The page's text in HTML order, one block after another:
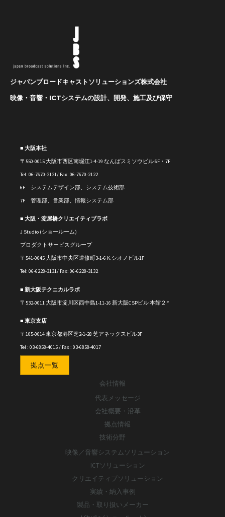
ジャパンブロードキャストソリューションズ株式会社
映像・音響・ICTシステムの設計、開発、施工及び保守
■ 大阪本社
〒550-0015 大阪市西区南堀江1-4-19 なんばスミソウビル 6F・7F
Tel: 06-7670-2121/ Fax: 06-7670-2122
6F システムデザイン部、システム技術部
7F 管理部、営業部、情報システム部
■ 大阪・淀屋橋クリエイティブラボ
J Studio (ショールーム)
プロダクトサービスグループ
〒541-0045 大阪市中央区道修町3-1-6 K.シオノビル1F
Tel: 06-6228-3131/ Fax: 06-6228-3132
■ 新大阪テクニカルラボ
〒 532-0011大阪市淀川区西中島1-11-16 新大阪CSPビル 本館２F
■ 東京支店
〒105-0014 東京都港区芝2-1-28 芝アネックスビル3F
Tel : 03-6858-4015 / Fax : 03-6858-4017
拠点一覧
会社情報
代表メッセージ
会社概要・沿革
拠点情報
技術分野
映像／音響システムソリューション
ICTソリューション
クリエイティブソリューション
実績・納入事例
製品・取り扱いメーカー